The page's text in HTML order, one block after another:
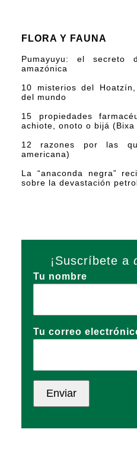
FLORA Y FAUNA
Pumayuyu: el secreto
amazónica
10 misterios del
del mundo
15 propiedades
achiote, onoto o bijá (Bixa
12 razones por las
americana)
La “anaconda negra”
sobre la devastación
¡Suscríbete a
Tu nombre
Tu correo